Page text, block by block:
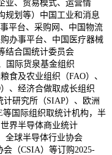
业、贸易模式、运营情
规划等）中国工业和消息
平台、采购网、中国物流
办事平台、中国医疗器械
结合国统计委员会
国际货泉基金组织
食及农业组织（FAO）、
、经济合做取成长组织
研究所（SIAP）、欧洲
国际组织取统计机构，半
界半导体商业统计
全球半导体行业协会
会（CSIA）等订购2025-